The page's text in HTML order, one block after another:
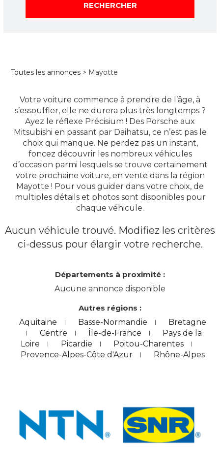
RECHERCHER
Toutes les annonces > Mayotte
Votre voiture commence à prendre de l’âge, à
s’essouffler, elle ne durera plus très longtemps ?
Ayez le réflexe Précisium ! Des Porsche aux
Mitsubishi en passant par Daihatsu, ce n’est pas le
choix qui manque. Ne perdez pas un instant,
foncez découvrir les nombreux véhicules
d’occasion parmi lesquels se trouve certainement
votre prochaine voiture, en vente dans la région
Mayotte ! Pour vous guider dans votre choix, de
multiples détails et photos sont disponibles pour
chaque véhicule.
Aucun véhicule trouvé. Modifiez les critères
ci-dessus pour élargir votre recherche.
Départements à proximité :
Aucune annonce disponible
Autres régions :
Aquitaine
Basse-Normandie
Bretagne
Centre
Île-de-France
Pays de la
Loire
Picardie
Poitou-Charentes
Provence-Alpes-Côte d'Azur
Rhône-Alpes